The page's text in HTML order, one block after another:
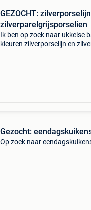
GEZOCHT:
zilverparelgrijsporselien
Ik ben op zoek naar ukkelse
kleuren zilverporselijn en
Gezocht:
Op zoek naar